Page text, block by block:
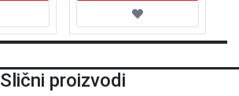
Slični proizvodi